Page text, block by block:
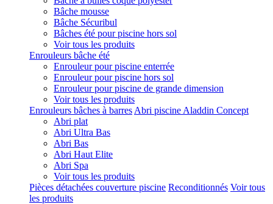
Bâche mousse
Bâche Sécuribul
Bâches été pour piscine hors sol
Voir tous les produits
Enrouleurs bâche été
Enrouleur pour piscine enterrée
Enrouleur pour piscine hors sol
Enrouleur pour piscine de grande dimension
Voir tous les produits
Enrouleurs bâches à barres Abri piscine Aladdin Concept
Abri plat
Abri Ultra Bas
Abri Bas
Abri Haut Elite
Abri Spa
Voir tous les produits
Pièces détachées couverture piscine Reconditionnés Voir tous
les produits